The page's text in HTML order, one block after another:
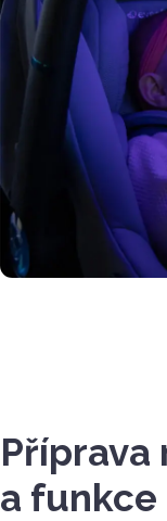
Příprava
a funkce